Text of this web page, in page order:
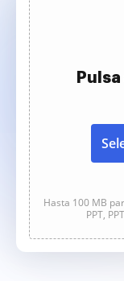
Hasta 100 MB
PPT,